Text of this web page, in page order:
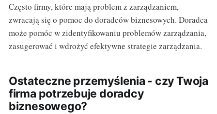
Często firmy, które mają problem z zarządzaniem,
zwracają się o pomoc do doradców biznesowych. Doradca
może pomóc w zidentyfikowaniu problemów zarządzania,
zasugerować i wdrożyć efektywne strategie zarządzania.
Ostateczne przemyślenia - czy Twoja
firma potrzebuje doradcy
biznesowego?